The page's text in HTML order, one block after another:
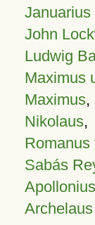
Januarius
John
Ludwig
Maximus
Maximus,
Nikolaus,
Romanus
Sabás